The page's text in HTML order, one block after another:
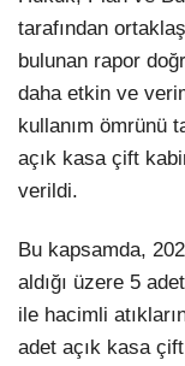
tarafından
bulunan rapor
daha etkin ve
kullanım ömrünü
açık kasa çift
verildi.
Bu kapsamda,
aldığı üzere 5
ile hacimli
adet açık kasa